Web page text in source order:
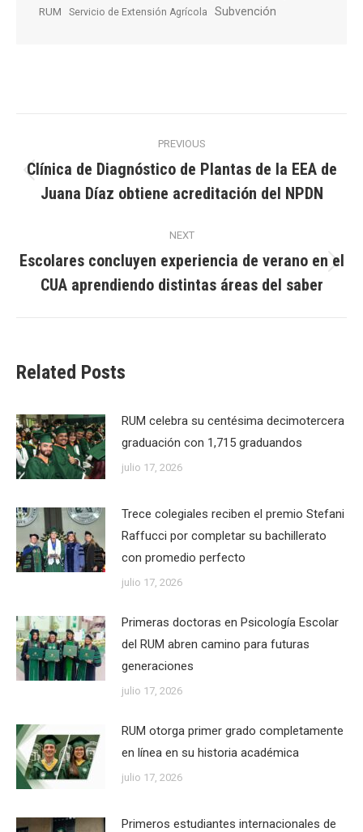
RUM Servicio de Extensión Agrícola Subvención
navigation
PREVIOUS
Previous
post:
Clínica de Diagnóstico de Plantas de la EEA de
Juana Díaz obtiene acreditación del NPDN
NEXT
Next
post:
Escolares concluyen experiencia de verano en el
CUA aprendiendo distintas áreas del saber
Related Posts
RUM celebra su centésima decimotercera
graduación con 1,715 graduandos
julio 17, 2026
Trece colegiales reciben el premio Stefani
Raffucci por completar su bachillerato
con promedio perfecto
julio 17, 2026
Primeras doctoras en Psicología Escolar
del RUM abren camino para futuras
generaciones
julio 17, 2026
RUM otorga primer grado completamente
en línea en su historia académica
julio 17, 2026
Primeros estudiantes internacionales de